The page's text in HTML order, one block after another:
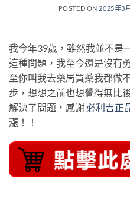
POSTED ON 2025年3
我今年39歲，雖然我並不是
這種問題，我至今還是沒有
至你叫我去藥局買藥我都做
步，想想之前也想覺得無比
解決了問題，感謝必利吉正
漲！！